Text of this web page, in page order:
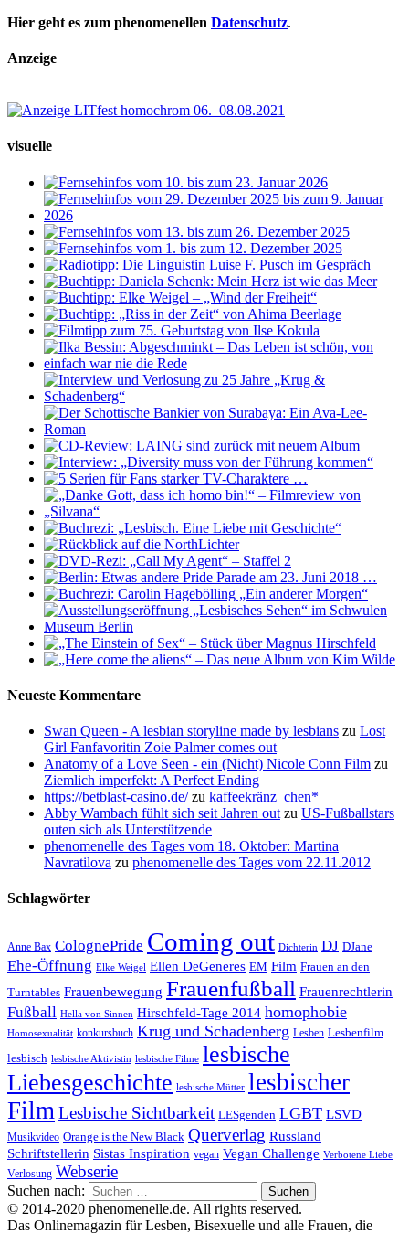
Hier geht es zum phenomenellen Datenschutz.
Anzeige
visuelle
Neueste Kommentare
Swan Queen - A lesbian storyline made by lesbians zu Lost
Girl Fanfavoritin Zoie Palmer comes out
Anatomy of a Love Seen - ein (Nicht) Nicole Conn Film zu
Ziemlich imperfekt: A Perfect Ending
https://betblast-casino.de/zu kaffeekränz_chen*
Abby Wambach fühlt sich seit Jahren out zu US-Fußballstars
outen sich als Unterstützende
phenomenelle des Tages vom 18. Oktober: Martina
Navratilova zu phenomenelle des Tages vom 22.11.2012
Schlagwörter
Anne Bax ColognePride Coming out Dichterin DJ DJane
Ehe-Öffnung Elke Weigel Ellen DeGeneres EM Film Frauen an den
Turntables Frauenbewegung Frauenfußball Frauenrechtlerin
Fußball Hella von Sinnen Hirschfeld-Tage 2014 homophobie
Homosexualität konkursbuch Krug und Schadenberg Lesben Lesbenfilm
lesbisch lesbische Aktivistin lesbische Filme lesbische
Liebesgeschichte lesbische Mütter lesbischer
Film Lesbische Sichtbarkeit LESgenden LGBT LSVD
Musikvideo Orange is the New Black Querverlag Russland
Schriftstellerin Sistas Inspiration vegan Vegan Challenge Verbotene Liebe
Verlosung Webserie
Suchen nach:
© 2014-2020 phenomenelle.de. All rights reserved.
Das Onlinemagazin für Lesben, Bisexuelle und alle Frauen, die